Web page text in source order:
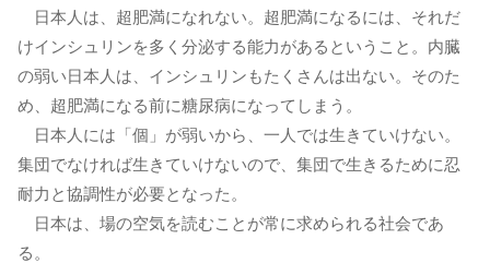
日本人は、超肥満になれない。超肥満になるには、それだ
けインシュリンを多く分泌する能力があるということ。内臓
の弱い日本人は、インシュリンもたくさんは出ない。そのた
め、超肥満になる前に糖尿病になってしまう。
日本人には「個」が弱いから、一人では生きていけない。
集団でなければ生きていけないので、集団で生きるために忍
耐力と協調性が必要となった。
日本は、場の空気を読むことが常に求められる社会であ
る。